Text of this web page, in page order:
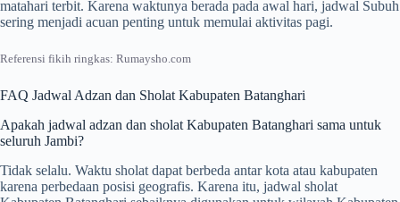
matahari terbit. Karena waktunya berada pada awal hari, jadwal Subuh
sering menjadi acuan penting untuk memulai aktivitas pagi.
Referensi fikih ringkas: Rumaysho.com
FAQ Jadwal Adzan dan Sholat Kabupaten Batanghari
Apakah jadwal adzan dan sholat Kabupaten Batanghari sama untuk
seluruh Jambi?
Tidak selalu. Waktu sholat dapat berbeda antar kota atau kabupaten
karena perbedaan posisi geografis. Karena itu, jadwal sholat